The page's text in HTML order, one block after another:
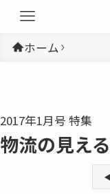
ホーム
2017年1月号 特集
物流の見え